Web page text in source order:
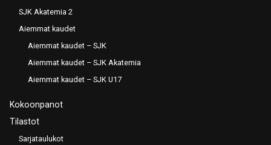
SJK Akatemia 2
Aiemmat kaudet
Aiemmat kaudet – SJK
Aiemmat kaudet – SJK Akatemia
Aiemmat kaudet – SJK U17
Kokoonpanot
Tilastot
Sarjataulukot